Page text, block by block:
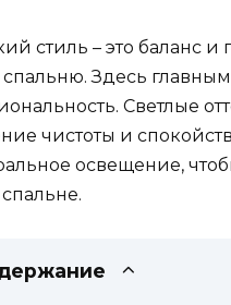
стиль – это баланс
спальню. Здесь
Светлые
чистоты и
освещение,